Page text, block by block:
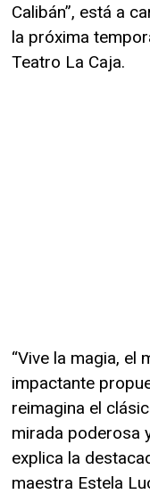
Calibán”, está a
la próxima
Teatro La Caja.
“Vive la magia, el
impactante
reimagina el
mirada poderosa
explica la
maestra Estela